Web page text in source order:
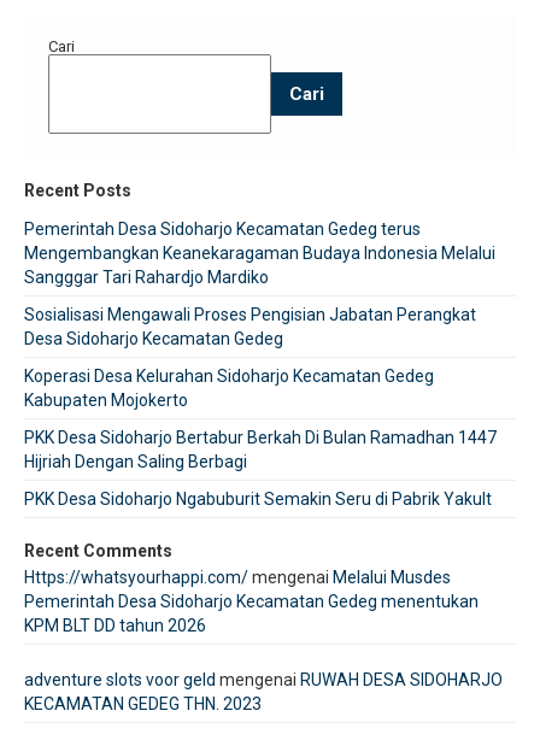
Cari
Cari
Recent Posts
Pemerintah Desa Sidoharjo Kecamatan Gedeg terus
Mengembangkan Keanekaragaman Budaya Indonesia Melalui
Sangggar Tari Rahardjo Mardiko
Sosialisasi Mengawali Proses Pengisian Jabatan Perangkat
Desa Sidoharjo Kecamatan Gedeg
Koperasi Desa Kelurahan Sidoharjo Kecamatan Gedeg
Kabupaten Mojokerto
PKK Desa Sidoharjo Bertabur Berkah Di Bulan Ramadhan 1447
Hijriah Dengan Saling Berbagi
PKK Desa Sidoharjo Ngabuburit Semakin Seru di Pabrik Yakult
Recent Comments
Https://whatsyourhappi.com/mengenai Melalui Musdes
Pemerintah Desa Sidoharjo Kecamatan Gedeg menentukan
KPM BLT DD tahun 2026
adventure slots voor geld mengenai RUWAH DESA SIDOHARJO
KECAMATAN GEDEG THN. 2023